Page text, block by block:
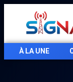
À LA UNE